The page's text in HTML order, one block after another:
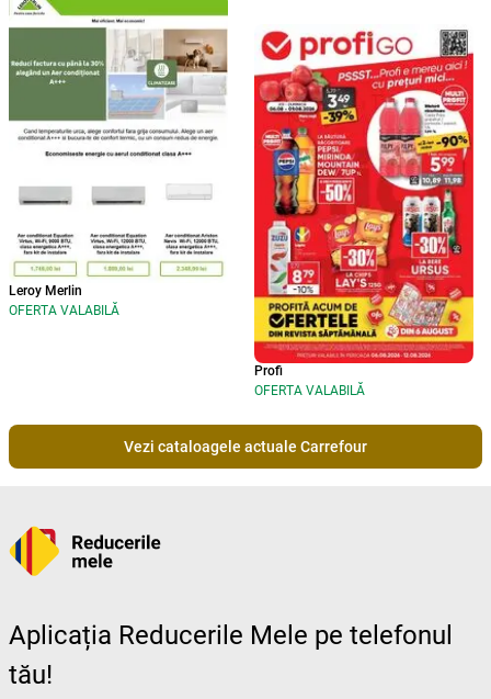
Leroy Merlin
OFERTA VALABILĂ
Profi
OFERTA VALABILĂ
Vezi cataloagele actuale Carrefour
Aplicația Reducerile Mele pe telefonul
tău!